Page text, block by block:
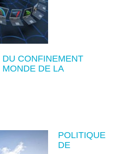
CONFINEMENT
DE LA
POLITIQUE
DE